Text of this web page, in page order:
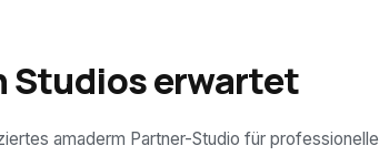
Studios erwartet
amaderm Partner-Studio für professionelle